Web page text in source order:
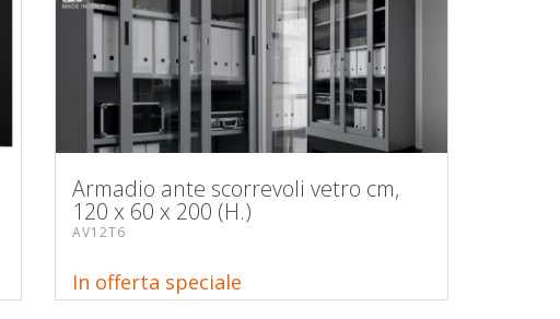
Armadio ante scorrevoli vetro cm,
120 x 60 x 200 (H.)
AV12T6
In offerta speciale